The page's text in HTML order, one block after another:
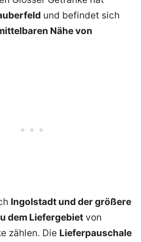
und befindet sich
Nähe von
Ingolstadt und der größere
dem Liefergebiet von
zählen. Die Lieferpauschale